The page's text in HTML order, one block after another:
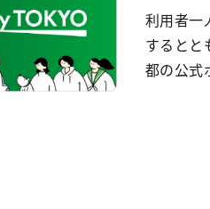
利用者一
するとと
都の公式